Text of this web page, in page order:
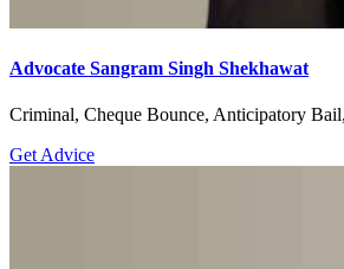
Advocate Sangram Singh Shekhawat
Criminal, Cheque Bounce, Anticipatory
Get Advice